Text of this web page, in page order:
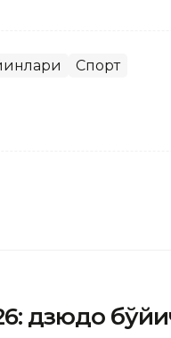
Спорт
дзюдо